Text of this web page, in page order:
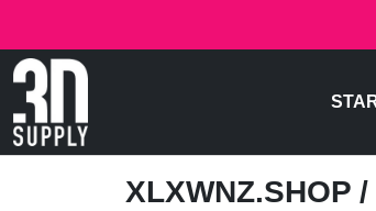
XLXWNZ.SHOP /